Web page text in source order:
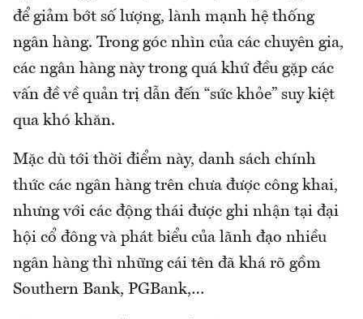
để giảm bớt số lượng, lành mạnh hệ thống
ngân hàng. Trong góc nhìn của các chuyên gia,
các ngân hàng này trong quá khứ đều gặp các
vấn đề về quản trị dẫn đến “sức khỏe” suy kiệt
qua khó khăn.
Mặc dù tới thời điểm này, danh sách chính
thức các ngân hàng trên chưa được công khai,
nhưng với các động thái được ghi nhận tại đại
hội cổ đông và phát biểu của lãnh đạo nhiều
ngân hàng thì những cái tên đã khá rõ gồm
Southern Bank, PGBank,…